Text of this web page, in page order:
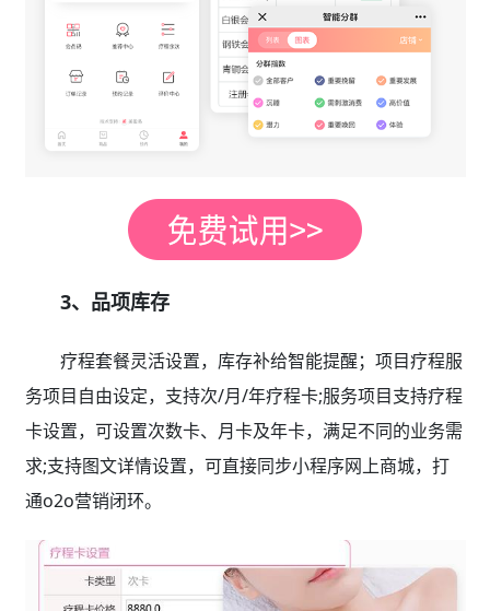
3、品项库存
疗程套餐灵活设置，库存补给智能提醒；项目疗程服
务项目自由设定，支持次/月/年疗程卡;服务项目支持疗程
卡设置，可设置次数卡、月卡及年卡，满足不同的业务需
求;支持图文详情设置，可直接同步小程序网上商城，打
通o2o营销闭环。